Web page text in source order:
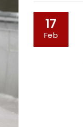
17
Feb